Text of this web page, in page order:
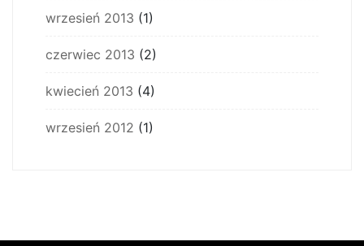
wrzesień 2013 (1)
czerwiec 2013 (2)
kwiecień 2013 (4)
wrzesień 2012 (1)